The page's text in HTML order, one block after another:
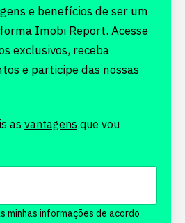
e benefícios de ser um
Imobi Report. Acesse
exclusivos, receba
e participe das nossas
as vantagens que vou
minhas informações de acordo